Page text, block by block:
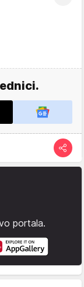
portala.